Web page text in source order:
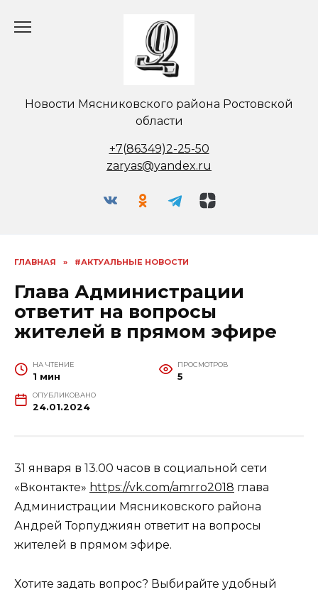
Новости Мясниковского района Ростовской
области
+7(86349)2-25-50
zaryas@yandex.ru
ГЛАВНАЯ » #АКТУАЛЬНЫЕ НОВОСТИ
Глава Администрации
ответит на вопросы
жителей в прямом эфире
НА ЧТЕНИЕ
1 мин
ПРОСМОТРОВ
5
ОПУБЛИКОВАНО
24.01.2024
31 января в 13.00 часов в социальной сети
«Вконтакте» https://vk.com/amrro2018 глава
Администрации Мясниковского района
Андрей Торпуджиян ответит на вопросы
жителей в прямом эфире.
Хотите задать вопрос? Выбирайте удобный